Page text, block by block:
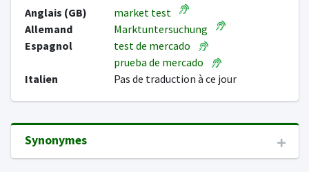
Anglais (GB)
market test
Allemand
Marktuntersuchung
Espagnol
test de mercado
prueba de mercado
Italien
Pas de traduction à ce jour
Synonymes